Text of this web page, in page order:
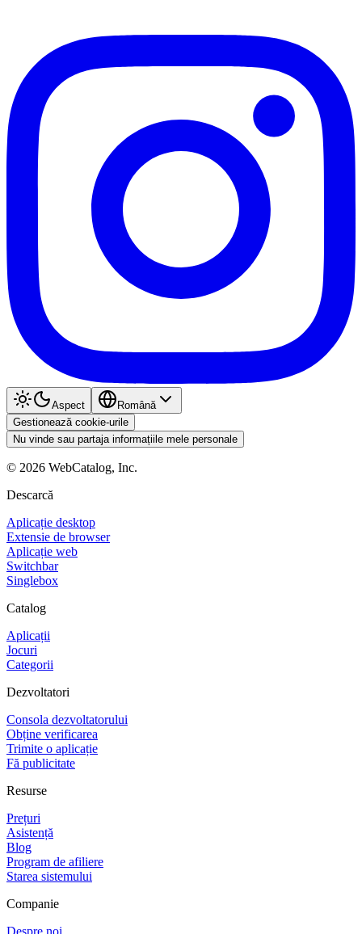
Aspect
Română
Gestionează cookie-urile
Nu vinde sau partaja informațiile mele personale
© 2026 WebCatalog, Inc.
Descarcă
Aplicație desktop
Extensie de browser
Aplicație web
Switchbar
Singlebox
Catalog
Aplicații
Jocuri
Categorii
Dezvoltatori
Consola dezvoltatorului
Obține verificarea
Trimite o aplicație
Fă publicitate
Resurse
Prețuri
Asistență
Blog
Program de afiliere
Starea sistemului
Companie
Despre noi